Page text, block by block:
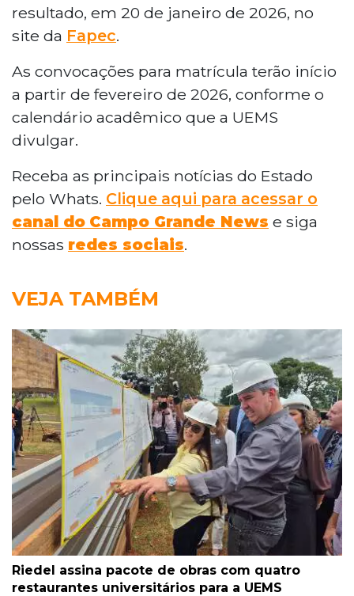
resultado, em 20 de janeiro de 2026, no
site da Fapec.
As convocações para matrícula terão início
a partir de fevereiro de 2026, conforme o
calendário acadêmico que a UEMS
divulgar.
Receba as principais notícias do Estado
pelo Whats. Clique aqui para acessar o
canal do Campo Grande News e siga
nossas redes sociais.
VEJA TAMBÉM
Riedel assina pacote de obras com quatro
restaurantes universitários para a UEMS